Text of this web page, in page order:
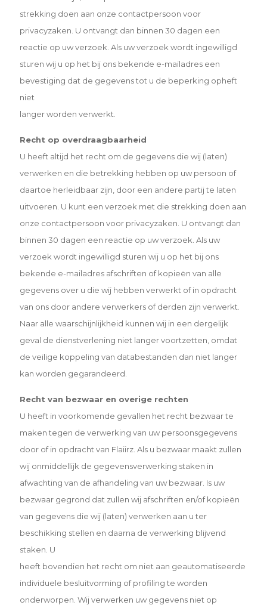
strekking doen aan onze contactpersoon voor
privacyzaken. U ontvangt dan binnen 30 dagen een
reactie op uw verzoek. Als uw verzoek wordt ingewilligd
sturen wij u op het bij ons bekende e-mailadres een
bevestiging dat de gegevens tot u de beperking opheft
niet
langer worden verwerkt.
Recht op overdraagbaarheid
U heeft altijd het recht om de gegevens die wij (laten)
verwerken en die betrekking hebben op uw persoon of
daartoe herleidbaar zijn, door een andere partij te laten
uitvoeren. U kunt een verzoek met die strekking doen aan
onze contactpersoon voor privacyzaken. U ontvangt dan
binnen 30 dagen een reactie op uw verzoek. Als uw
verzoek wordt ingewilligd sturen wij u op het bij ons
bekende e-mailadres afschriften of kopieën van alle
gegevens over u die wij hebben verwerkt of in opdracht
van ons door andere verwerkers of derden zijn verwerkt.
Naar alle waarschijnlijkheid kunnen wij in een dergelijk
geval de dienstverlening niet langer voortzetten, omdat
de veilige koppeling van databestanden dan niet langer
kan worden gegarandeerd.
Recht van bezwaar en overige rechten
U heeft in voorkomende gevallen het recht bezwaar te
maken tegen de verwerking van uw persoonsgegevens
door of in opdracht van Flaiirz. Als u bezwaar maakt zullen
wij onmiddellijk de gegevensverwerking staken in
afwachting van de afhandeling van uw bezwaar. Is uw
bezwaar gegrond dat zullen wij afschriften en/of kopieën
van gegevens die wij (laten) verwerken aan u ter
beschikking stellen en daarna de verwerking blijvend
staken. U
heeft bovendien het recht om niet aan geautomatiseerde
individuele besluitvorming of profiling te worden
onderworpen. Wij verwerken uw gegevens niet op